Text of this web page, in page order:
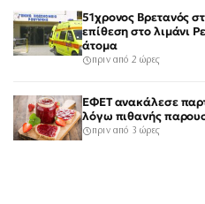
51χρονος Βρετανός
επίθεση στο λιμάνι
άτομα
πριν από 2 ώρες
ΕΦΕΤ ανακάλεσε
λόγω πιθανής
πριν από 3 ώρες